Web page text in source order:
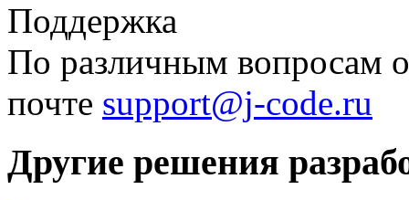
Поддержка
По различным вопросам
почте support@j-code.ru
Другие решения